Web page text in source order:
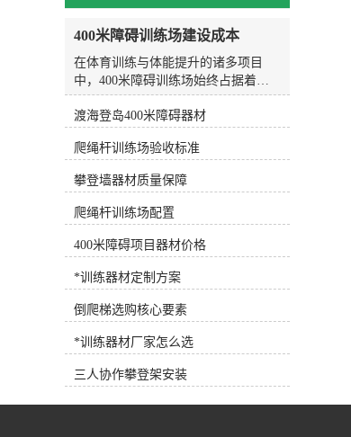
葵可以手持或穿在脚上，以增加水的
面积和水的阻力。6.打水板打水板
水板是游泳场较常见、较方便的设
备，随处可见，也可用作抗阻训练设
备。7.浮力腰带深水浮力腰带 将浮
力带系在腰部，可为人体提供巨大的
浮力，使练习者在水中轻松完成训练
练习者各自的健身目标需求，可以选
择和使用健身器材，事半功倍！
400米障碍训练场建设成本
在体育训练与体能提升的诸多项目
中，400米障碍训练场始终占据着独
特而重要的位置。它不仅是检验个人
综合素质的标尺，更是团队凝聚力与
运动队、军警系统，还是拓展训练基
地、大中院校，建设一座标准化、安
全且耐用的400米障碍训练场，都是
提升整体训练水平的关键一步。然
而，面对这一工程，许多人首先关注
的核心问题便是：建设这样一个训练
场，到底需要多少成本？要回答这个
问题，并不能简单地给出一个数字。
统一标准的商品采购，而是一项涉及
规划设计、土建施工、器材配置与后
期维护的系统工程。其总成本由多维
度因素共同决定，理解这些构成要
素，才能做出科学合理的预算规划。
一、场地基础与土建成本：成本的隐
渡海登岛400米障碍器材
爬绳杆训练场验收标准
攀登墙器材质量保障
爬绳杆训练场配置
400米障碍项目器材价格
*训练器材定制方案
倒爬梯选购核心要素
*训练器材厂家怎么选
三人协作攀登架安装